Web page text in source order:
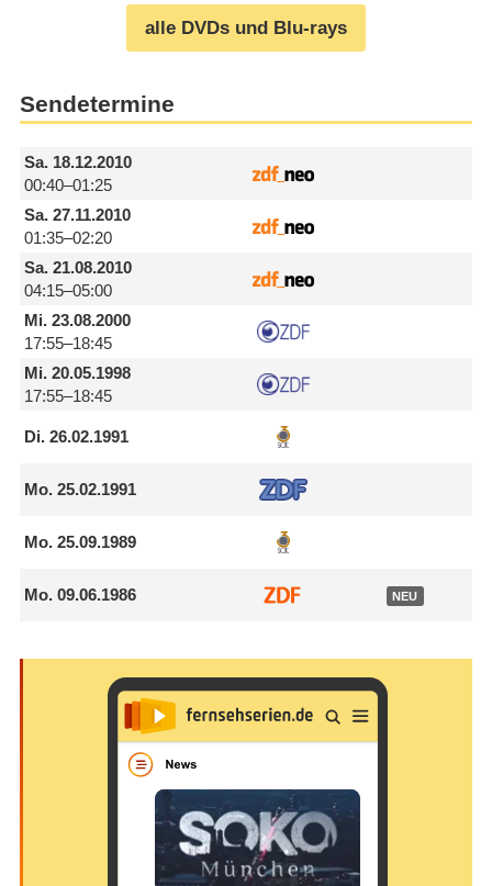
alle DVDs und Blu-rays
Sendetermine
Sa.18.12.2010
00:40–01:25
Sa.27.11.2010
01:35–02:20
Sa.21.08.2010
04:15–05:00
Mi.23.08.2000
17:55–18:45
Mi.20.05.1998
17:55–18:45
Di.26.02.1991
Mo.25.02.1991
Mo.25.09.1989
Mo.09.06.1986 NEU